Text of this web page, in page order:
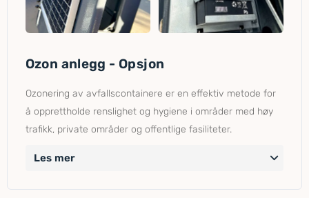
Ozon anlegg - Opsjon
Ozonering av avfallscontainere er en effektiv metode for
å opprettholde renslighet og hygiene i områder med høy
trafikk, private områder og offentlige fasiliteter.
Les mer